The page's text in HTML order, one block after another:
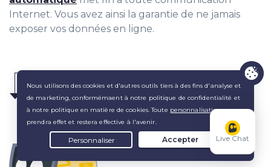
Internet. Vous avez ainsi la garantie de ne jamais
exposer vos données en ligne.
Live Chat